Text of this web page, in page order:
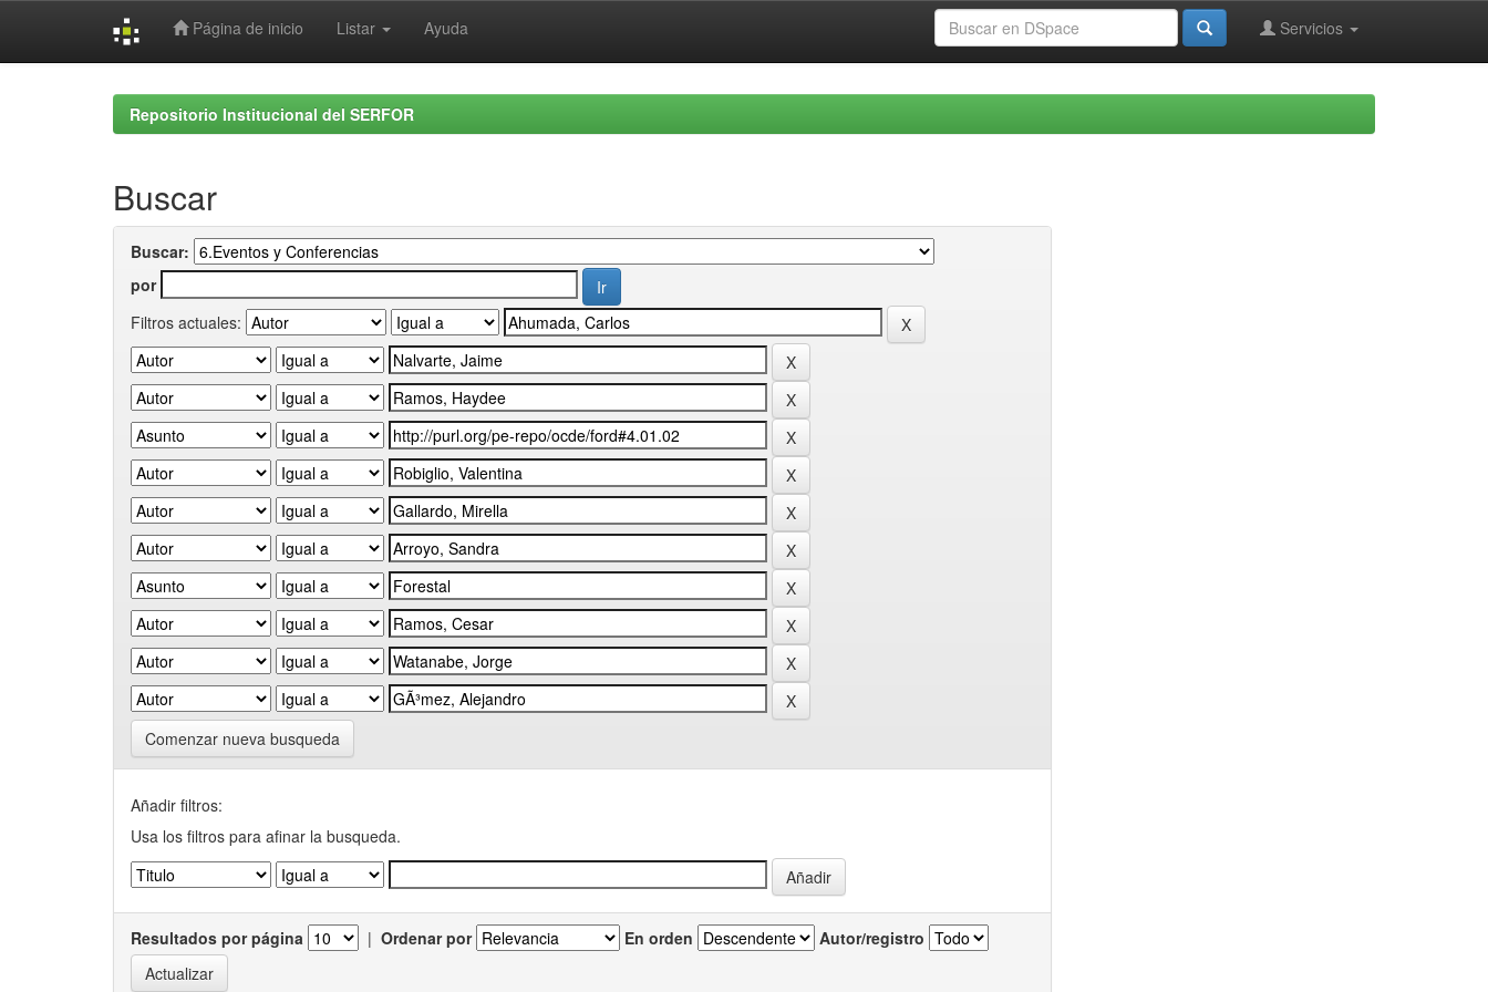
Página de inicio Listar Ayuda Servicios
Repositorio Institucional del SERFOR
Buscar
Buscar:
por
Filtros actuales:
Comenzar nueva busqueda
Añadir filtros:
Usa los filtros para afinar la busqueda.
Resultados por página | Ordenar por En orden Autor/registro